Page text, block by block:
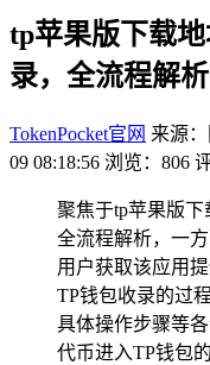
tp苹果版下载
录，全流程解析
TokenPocket官网 来源
09 08:18:56 浏览：806
聚焦于tp苹果版
全流程解析，一
用户获取该应用
TP钱包收录的过
具体操作步骤等
代币进入TP钱包